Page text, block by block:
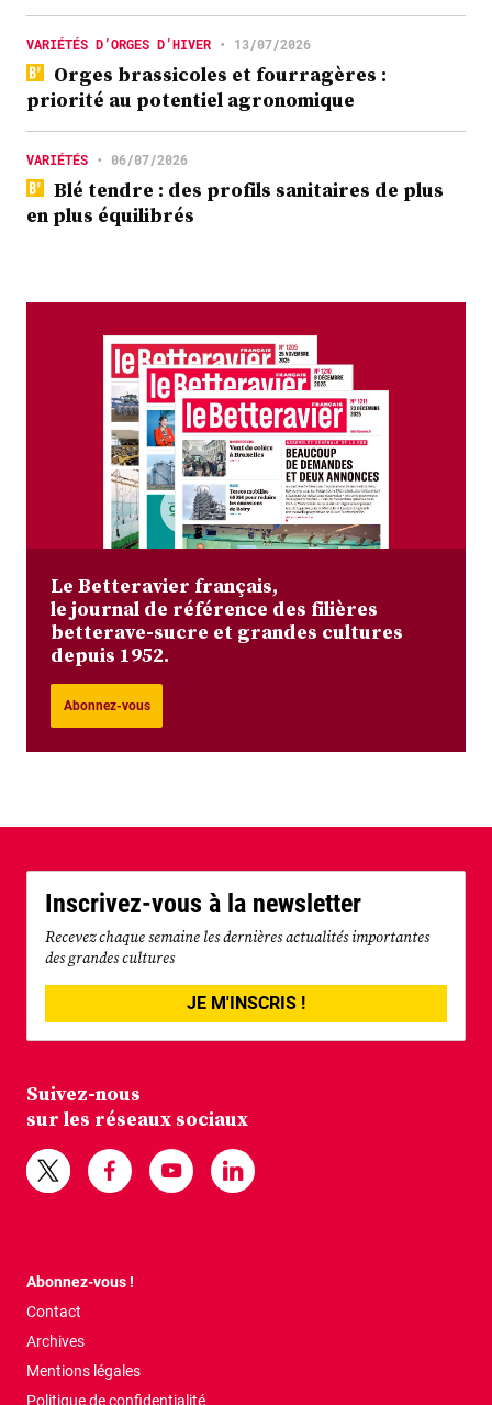
VARIÉTÉS D’ORGES D’HIVER • 13/07/2026
Orges brassicoles et fourragères :
priorité au potentiel agronomique
VARIÉTÉS • 06/07/2026
Blé tendre : des profils sanitaires de plus
en plus équilibrés
Le Betteravier français,
le journal de référence des filières
betterave-sucre et grandes cultures
depuis 1952.
Abonnez-vous
Inscrivez-vous à la newsletter
Recevez chaque semaine les dernières actualités importantes
des grandes cultures
JE M'INSCRIS !
Suivez-nous
sur les réseaux sociaux
Abonnez-vous !
Contact
Archives
Mentions légales
Politique de confidentialité